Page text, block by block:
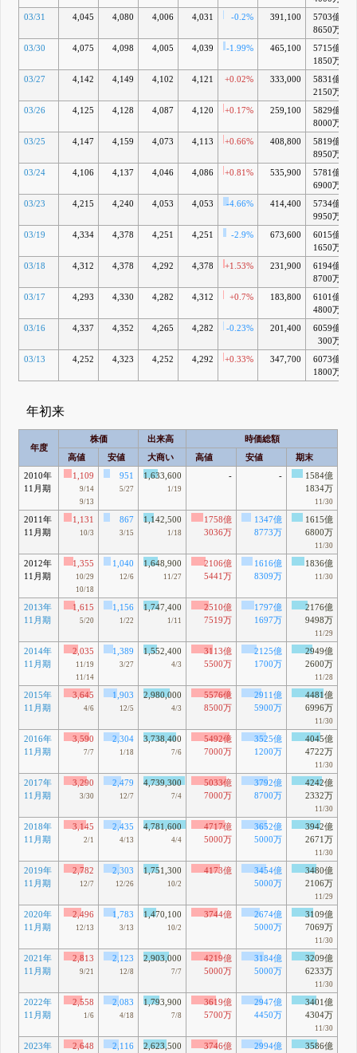
03/31 4,045 4,080 4,006 4,031 -0.2% 391,100
5703億
8650万
03/30
4,075 4,098 4,005 4,039 -1.99% 465,100
5715億
1850万
03/27
4,142 4,149 4,102 4,121 +0.02% 333,000
5831億
2150万
03/26 4,125 4,128 4,087 4,120 +0.17% 259,100
5829億
8000万
03/25 4,147 4,159 4,073 4,113 +0.66% 408,800
5819億
8950万
03/24 4,106 4,137 4,046 4,086 +0.81% 535,900
5781億
6900万
03/23 4,215 4,240 4,053 4,053 -4.66% 414,400
5734億
9950万
03/19 4,334 4,378 4,251 4,251 -2.9% 673,600
6015億
1650万
03/18 4,312 4,378 4,292 4,378 +1.53% 231,900
6194億
8700万
03/17 4,293 4,330 4,282 4,312 +0.7% 183,800
6101億
4800万
03/16 4,337 4,352 4,265 4,282 -0.23% 201,400
6059億
300万
03/13 4,252 4,323 4,252 4,292 +0.33% 347,700
6073億
1800万
年初来
年度
株価 出来高
時価総額
高値
安値 大商い 高値 安値
期末
2010年
11月期
1,109
9/14
9/13
951
5/27
1,633,600
1/19
- -
1584億
1834万
11/30
2011年
11月期
1,131
10/3
867
3/15
1,142,500
1/18
1758億
3036万
1347億
8773万
1615億
6800万
11/30
2012年
11月期
1,355
10/29
10/18
1,040
12/6
1,648,900
11/27
2106億
5441万
1616億
8309万
1836億
11/30
2013年
11月期
1,615
5/20
1,156
1/22
1,747,400
1/11
2510億
7519万
1797億
1697万
2176億
9498万
11/29
2014年
11月期
2,035
11/19
11/14
1,389
3/27
1,552,400
4/3
3113億
5500万
2125億
1700万
2949億
2600万
11/28
2015年
11月期
3,645
4/6
1,903
12/5
2,980,000
4/3
5576億
8500万
2911億
5900万
4481億
6996万
11/30
2016年
11月期
3,590
7/7
2,304
1/18
3,738,400
7/6
5492億
7000万
3525億
1200万
4045億
4722万
11/30
2017年
11月期
3,290
3/30
2,479
12/7
4,739,300
7/4
5033億
7000万
3792億
8700万
4242億
2332万
11/30
2018年
11月期
3,145
2/1
2,435
4/13
4,781,600
4/4
4717億
5000万
3652億
5000万
3942億
2671万
11/30
2019年
11月期
2,782
12/7
2,303
12/26
1,751,300
10/2
4173億
3454億
5000万
3480億
2106万
11/29
2020年
11月期
2,496
12/13
1,783
3/13
1,470,100
10/2
3744億
2674億
5000万
3109億
7069万
11/30
2021年
11月期
2,813
9/21
2,123
12/8
2,903,000
7/7
4219億
5000万
3184億
5000万
3209億
6233万
11/30
2022年
11月期
2,558
1/6
2,083
4/18
1,793,900
7/8
3619億
5700万
2947億
4450万
3401億
4304万
11/30
2023年
2,648 2,116 2,623,500
3746億
2994億
3586億